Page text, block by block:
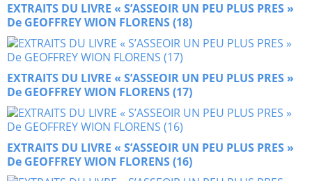
EXTRAITS DU LIVRE « S’ASSEOIR UN PEU PLUS PRES »
De GEOFFREY WION FLORENS (18)
EXTRAITS DU LIVRE « S’ASSEOIR UN PEU PLUS PRES »
De GEOFFREY WION FLORENS (17)
EXTRAITS DU LIVRE « S’ASSEOIR UN PEU PLUS PRES »
De GEOFFREY WION FLORENS (16)